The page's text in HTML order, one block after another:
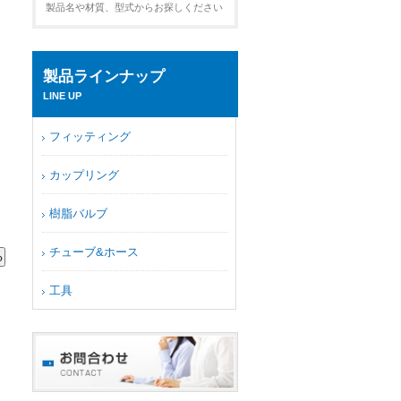
製品名や材質、型式からお探しください
製品ラインナップ
LINE UP
フィッティング
カップリング
樹脂バルブ
チューブ&ホース
工具